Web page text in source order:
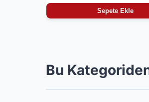
Sepete Ekle
Bu